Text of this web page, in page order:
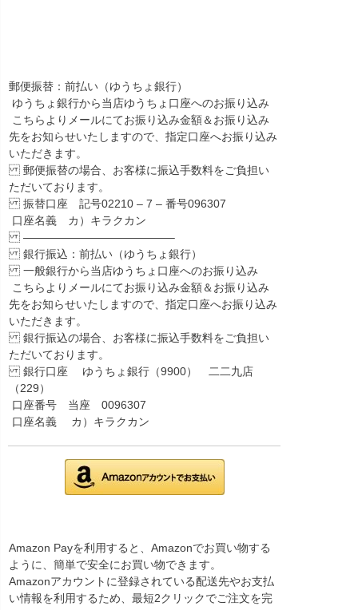
郵便振替：前払い（ゆうちょ銀行）
ゆうちょ銀行から当店ゆうちょ口座へのお振り込み
こちらよりメールにてお振り込み金額＆お振り込み
先をお知らせいたしますので、指定口座へお振り込み
いただきます。
郵便振替の場合、お客様に振込手数料をご負担い
ただいております。
振替口座 記号02210 – 7 – 番号096307
口座名義 カ）キラクカン
—————————————–
銀行振込：前払い（ゆうちょ銀行）
一般銀行から当店ゆうちょ口座へのお振り込み
こちらよりメールにてお振り込み金額＆お振り込み
先をお知らせいたしますので、指定口座へお振り込み
いただきます。
銀行振込の場合、お客様に振込手数料をご負担い
ただいております。
銀行口座 ゆうちょ銀行（9900） 二二九店
（229）
口座番号 当座 0096307
口座名義 カ）キラクカン
Amazon Payを利用すると、Amazonでお買い物する
ように、簡単で安全にお買い物できます。
Amazonアカウントに登録されている配送先やお支払
い情報を利用するため、最短2クリックでご注文を完